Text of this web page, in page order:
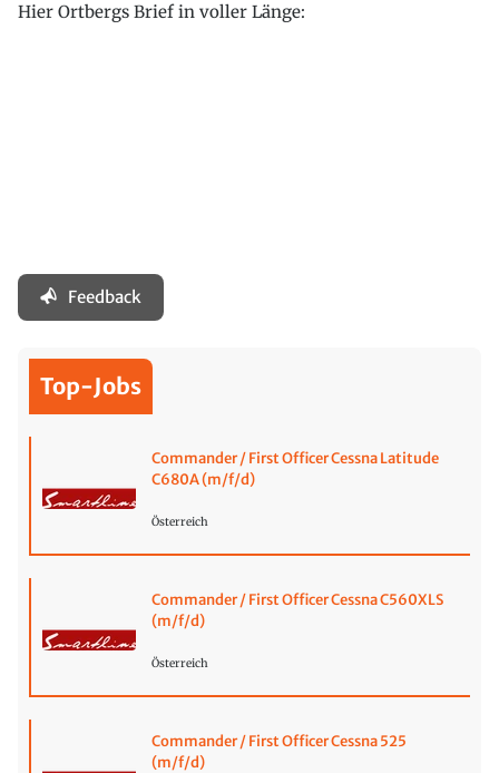
Hier Ortbergs Brief in voller Länge:
Feedback
Top-Jobs
Commander / First Officer Cessna Latitude
C680A (m/f/d)
Österreich
Commander / First Officer Cessna C560XLS
(m/f/d)
Österreich
Commander / First Officer Cessna 525
(m/f/d)